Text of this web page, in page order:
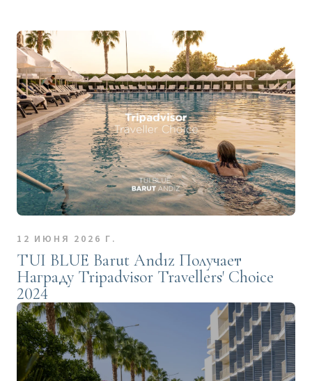
12 ИЮНЯ 2026 Г.
TUI BLUE Barut Andız Получает
Награду Tripadvisor Travellers' Choice
2024